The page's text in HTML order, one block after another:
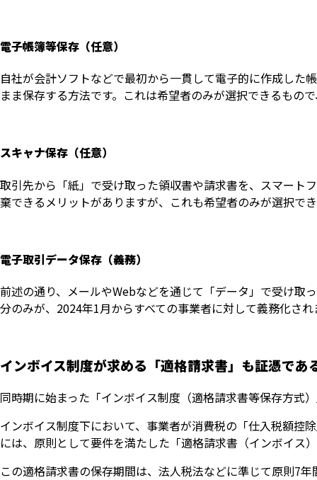
電子帳簿等保存（任意）
自社が会計ソフトなどで最初から一貫して電子的に作成した
まま保存する方法です。これは希望者のみが選択できるもの
スキャナ保存（任意）
取引先から「紙」で受け取った領収書や請求書を、スマート
棄できるメリットがありますが、これも希望者のみが選択で
電子取引データ保存（義務）
前述の通り、メールやWebなどを通じて「データ」で受け取
分のみが、2024年1月からすべての事業者に対して義務化さ
インボイス制度が求める「適格請求書」も証憑であ
同時期に始まった「インボイス制度（適格請求書等保存方式
インボイス制度下において、事業者が消費税の「仕入税額控
には、原則として要件を満たした「適格請求書（インボイス
この適格請求書の保存期間は、法人税法などに準じて原則7